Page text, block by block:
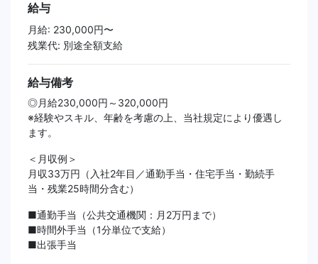
給与
月給: 230,000円〜
残業代: 別途全額支給
給与備考
◎月給230,000円～320,000円
※経験やスキル、年齢を考慮の上、当社規定により優遇し
ます。
＜月収例＞
月収33万円（入社2年目／通勤手当・住宅手当・勤続手
当・残業25時間分含む）
■通勤手当（公共交通機関：月2万円まで）
■時間外手当（1分単位で支給）
■出張手当